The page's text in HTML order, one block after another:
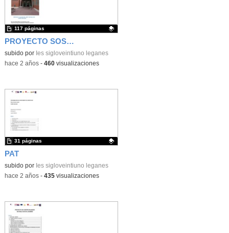
PROYECTO SOSTENIBILIDAD
Contenido educativo.
subido por Ies sigloveintiuno leganes
117 páginas
-hace 2 años- 460visualizaciones
PAT
Contenido educativo.
subido por Ies sigloveintiuno leganes
31 páginas
-hace 2 años- 435visualizaciones